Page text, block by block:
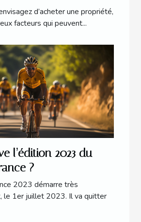
d’acheter une propriété,
facteurs qui peuvent...
l’édition 2023 du
?
2023 démarre très
le 1er juillet 2023. Il va quitter